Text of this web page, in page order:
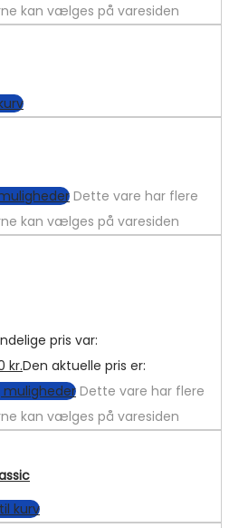
kan vælges på varesiden
Dette vare har flere
kan vælges på varesiden
pris var:
kr.Den aktuelle pris er:
Dette vare har flere
kan vælges på varesiden
kurv